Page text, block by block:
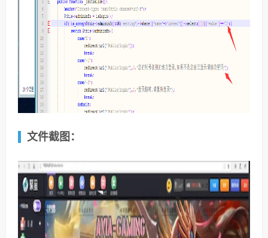
文件截图：